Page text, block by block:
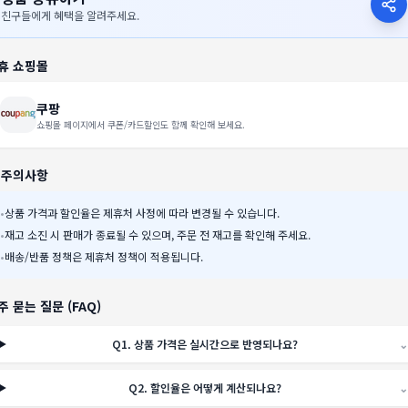
친구들에게 혜택을 알려주세요.
쇼핑몰
쿠팡
쇼핑몰 페이지에서 쿠폰/카드할인도 함께 확인해 보세요.
의사항
•상품 가격과 할인율은 제휴처 사정에 따라 변경될 수 있습니다.
•재고 소진 시 판매가 종료될 수 있으며, 주문 전 재고를 확인해 주세요.
•배송/반품 정책은 제휴처 정책이 적용됩니다.
묻는 질문 (FAQ)
Q1.상품 가격은 실시간으로 반영되나요? ⌄
Q2.할인율은 어떻게 계산되나요? ⌄